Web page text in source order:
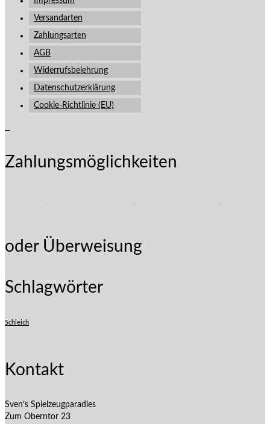
Versandarten
Zahlungsarten
AGB
Widerrufsbelehrung
Datenschutzerklärung
Cookie-Richtlinie (EU)
Zahlungsmöglichkeiten
oder Überweisung
Schlagwörter
Schleich
Kontakt
Sven’s Spielzeugparadies
Zum Oberntor 23